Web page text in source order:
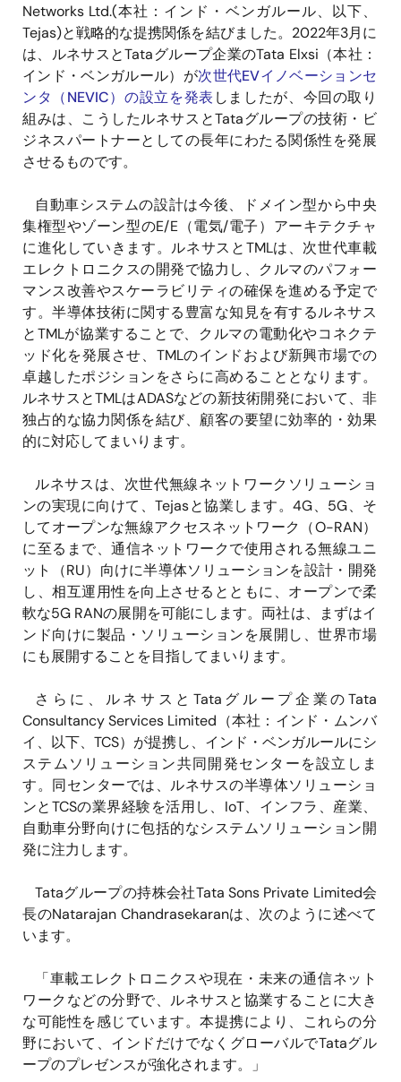
Networks Ltd.(本社：インド・ベンガルール、以下、
Tejas)と戦略的な提携関係を結びました。2022年3月に
は、ルネサスとTataグループ企業のTata Elxsi（本社：
インド・ベンガルール）が次世代EVイノベーションセ
ンタ（NEVIC）の設立を発表 しましたが、今回の取り
組みは、こうしたルネサスとTataグループの技術・ビ
ジネスパートナーとしての長年にわたる関係性を発展
させるものです。
自動車システムの設計は今後、ドメイン型から中央
集権型やゾーン型のE/E（電気/電子）アーキテクチャ
に進化していきます。ルネサスとTMLは、次世代車載
エレクトロニクスの開発で協力し、クルマのパフォー
マンス改善やスケーラビリティの確保を進める予定で
す。半導体技術に関する豊富な知見を有するルネサス
とTMLが協業することで、クルマの電動化やコネクテ
ッド化を発展させ、TMLのインドおよび新興市場での
卓越したポジションをさらに高めることとなります。
ルネサスとTMLはADASなどの新技術開発において、非
独占的な協力関係を結び、顧客の要望に効率的・効果
的に対応してまいります。
ルネサスは、次世代無線ネットワークソリューショ
ンの実現に向けて、Tejasと協業します。4G、5G、そ
してオープンな無線アクセスネットワーク（O-RAN）
に至るまで、通信ネットワークで使用される無線ユニ
ット（RU）向けに半導体ソリューションを設計・開発
し、相互運用性を向上させるとともに、オープンで柔
軟な5G RANの展開を可能にします。両社は、まずはイ
ンド向けに製品・ソリューションを展開し、世界市場
にも展開することを目指してまいります。
さらに、ルネサスとTataグループ企業のTata
Consultancy Services Limited（本社：インド・ムンバ
イ、以下、TCS）が提携し、インド・ベンガルールにシ
ステムソリューション共同開発センターを設立しま
す。同センターでは、ルネサスの半導体ソリューショ
ンとTCSの業界経験を活用し、IoT、インフラ、産業、
自動車分野向けに包括的なシステムソリューション開
発に注力します。
Tataグループの持株会社Tata Sons Private Limited会
長のNatarajan Chandrasekaranは、次のように述べて
います。
「車載エレクトロニクスや現在・未来の通信ネット
ワークなどの分野で、ルネサスと協業することに大き
な可能性を感じています。本提携により、これらの分
野において、インドだけでなくグローバルでTataグル
ープのプレゼンスが強化されます。」